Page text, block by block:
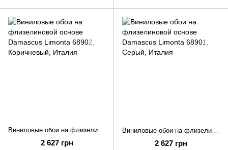
2 627 грн 2 627 грн